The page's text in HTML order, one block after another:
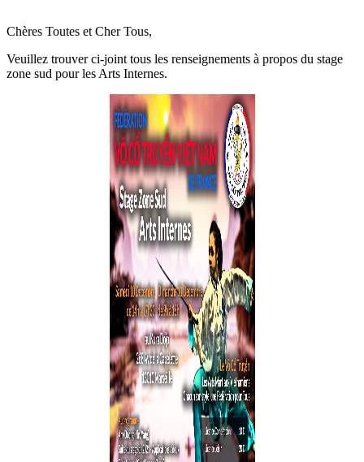
Chères Toutes et Cher Tous,
Veuillez trouver ci-joint tous les renseignements à propos du stage
zone sud pour les Arts Internes.